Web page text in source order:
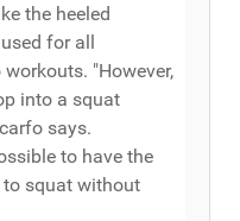
the heeled
for all
"However,
into a squat
says.
to have the
to squat without